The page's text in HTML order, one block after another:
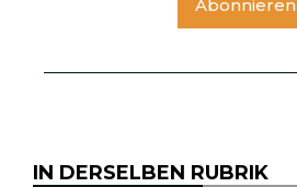
Abonnieren
IN DERSELBEN RUBRIK